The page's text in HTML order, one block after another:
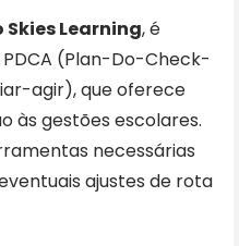
Learning, é
(Plan-Do-Check-
agir), que oferece
às gestões escolares.
necessárias
ajustes de rota